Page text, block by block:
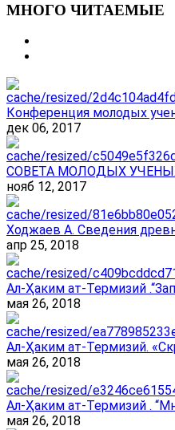
МНОГО ЧИТАЕМЫЕ
Конференция молодых
дек 06, 2017
СОВЕТА МОЛОДЫХ
нояб 12, 2017
Ходжаев А. Сведения
апр 25, 2018
Ал-Ҳаким ат-Термизий
мая 26, 2018
Ал-Ҳаким ат-Термизий.
мая 26, 2018
Ал-Ҳаким ат-Термизий .
мая 26, 2018